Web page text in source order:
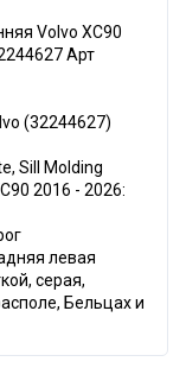
Volvo XC90
Арт
(32244627)
Sill Molding
2016 - 2026:
левая
серая,
Бельцах и